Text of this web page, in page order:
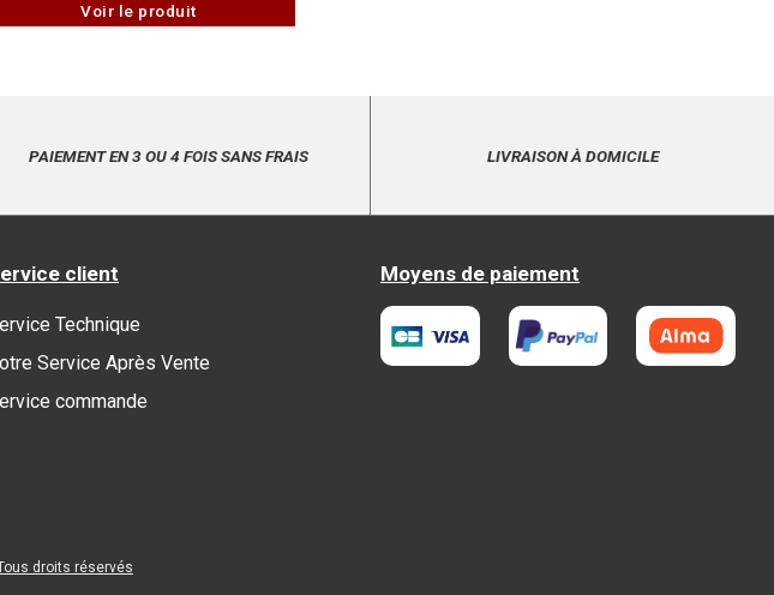
Voir le produit
PAIEMENT EN 3 OU 4 FOIS SANS FRAIS LIVRAISON À DOMICILE
client
Technique
Service Après Vente
commande
Moyens de paiement
droits réservés